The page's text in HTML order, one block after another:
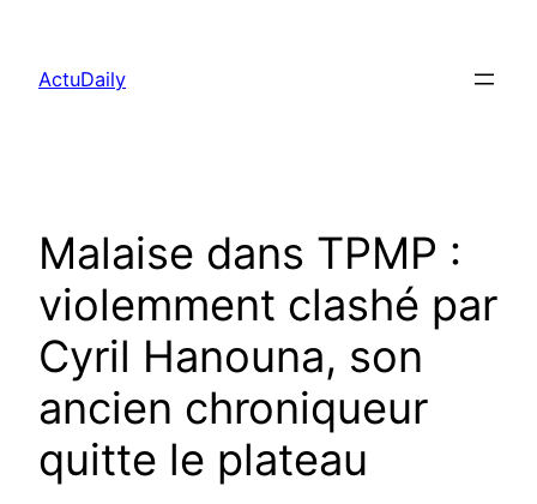
contenu
ActuDaily
Malaise dans TPMP :
violemment clashé par
Cyril Hanouna, son
ancien chroniqueur
quitte le plateau